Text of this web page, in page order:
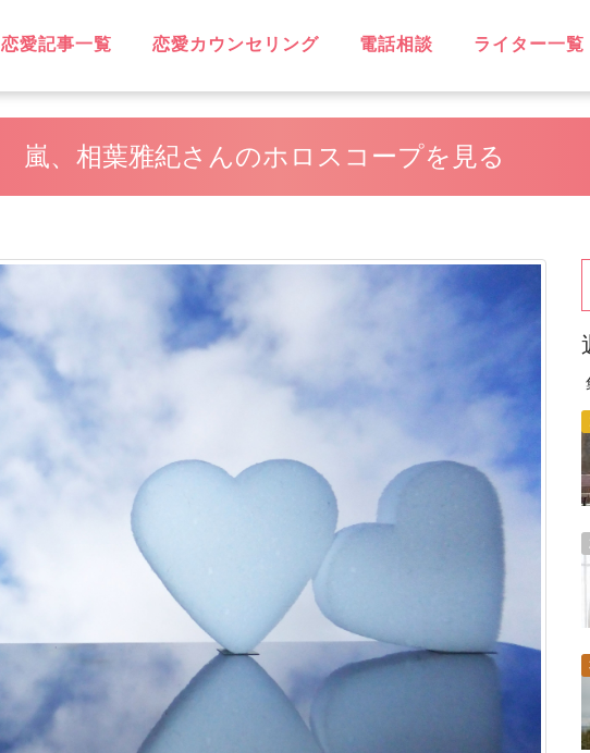
恋愛記事一覧
LOVE
不倫
無料相談
片思い
復縁
失恋
浮気
遠距離恋愛
略奪愛
ソウルメイト
スピリチュアル
恋に効く♡
笑えるネタ
子持ち
出会い
デート・旅行
同性愛
結婚
男性心理
恋愛ウォッチャー
ハッピーライフ
ヘルシーライフ
LGBT
恋愛カウンセリング 電話相談 ライター一覧
嵐、相葉雅紀さんのホロスコープを見る